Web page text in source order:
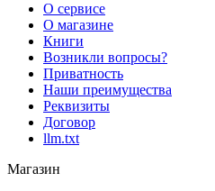
О сервисе
О магазине
Книги
Возникли вопросы?
Приватность
Наши преимущества
Реквизиты
Договор
llm.txt
Магазин